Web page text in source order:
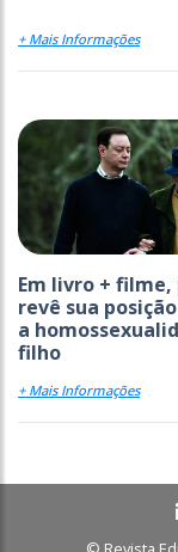
+ Mais Informações
Em livro + filme,
revê sua
a
filho
+ Mais Informações